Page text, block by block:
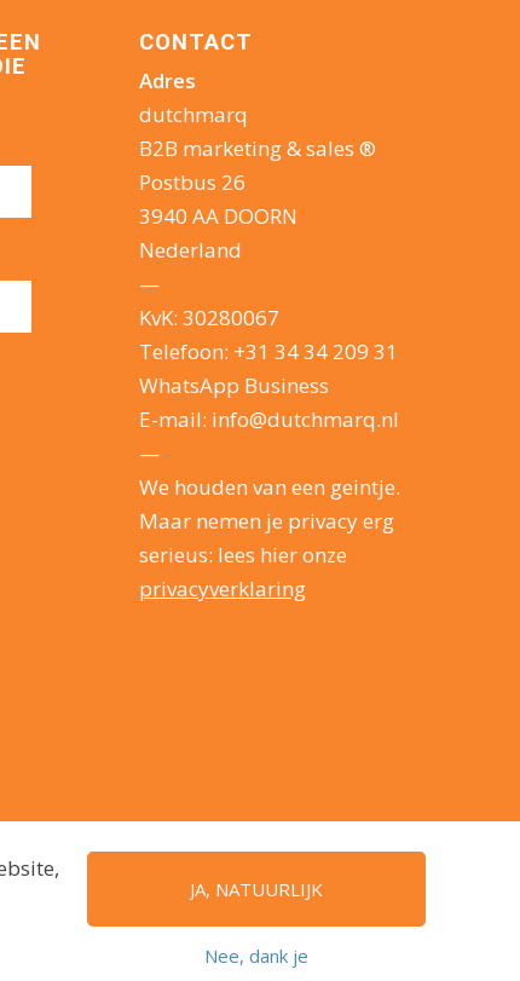
CONTACT
Adres
dutchmarq
B2B marketing & sales ®
Postbus 26
3940 AA DOORN
Nederland
—
KvK: 30280067
Telefoon: +31 34 34 209 31
WhatsApp Business
E-mail: info@dutchmarq.nl
—
We houden van een geintje.
Maar nemen je privacy erg
serieus: lees hier onze
privacyverklaring
JA, NATUURLIJK
Nee, dank je